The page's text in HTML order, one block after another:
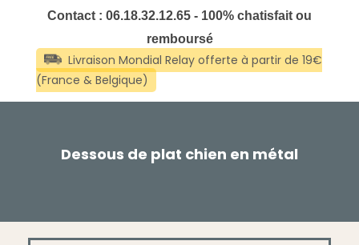
Contact : 06.18.32.12.65 - 100% chatisfait ou
remboursé
Dessous de plat chien en métal